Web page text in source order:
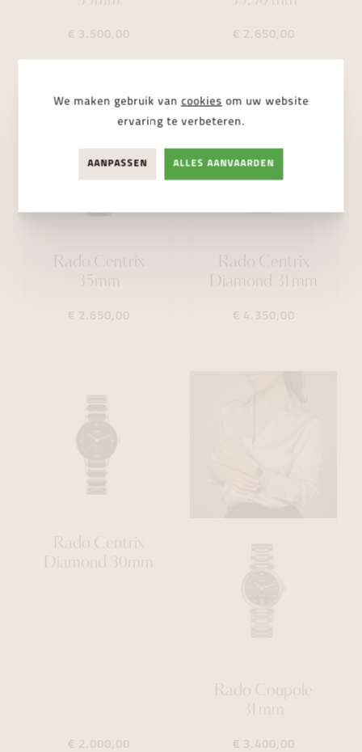
€ 3.500,00 € 2.650,00
Rado Centrix
35mm
€ 2.650,00
Rado Centrix
Diamond 31mm
€ 4.350,00
Rado Centrix
Diamond 30mm
€ 2.000,00
Rado Coupole
31mm
€ 3.400,00
We maken gebruik van cookies om uw website
ervaring te verbeteren.
AANPASSEN ALLES AANVAARDEN